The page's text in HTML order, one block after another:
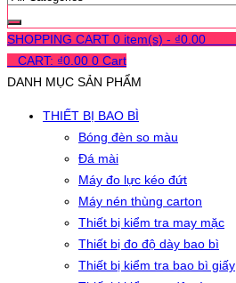
SHOPPING CART 0 item(s) - ₫0.00
CART: ₫0.00 0 Cart
DANH MỤC SẢN PHẨM
THIẾT BỊ BAO BÌ
Bóng đèn so màu
Đá mài
Máy đo lực kéo đứt
Máy nén thùng carton
Thiết bị kiểm tra may mặc
Thiết bị đo độ dày bao bì
Thiết bị kiểm tra bao bì giấy